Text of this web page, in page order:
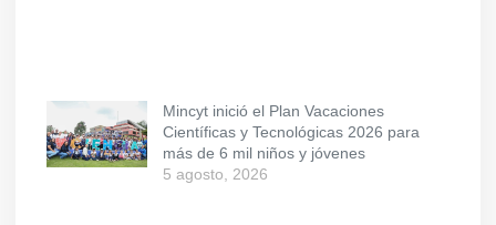
Mincyt inició el Plan Vacaciones
Científicas y Tecnológicas 2026 para
más de 6 mil niños y jóvenes
5 agosto, 2026